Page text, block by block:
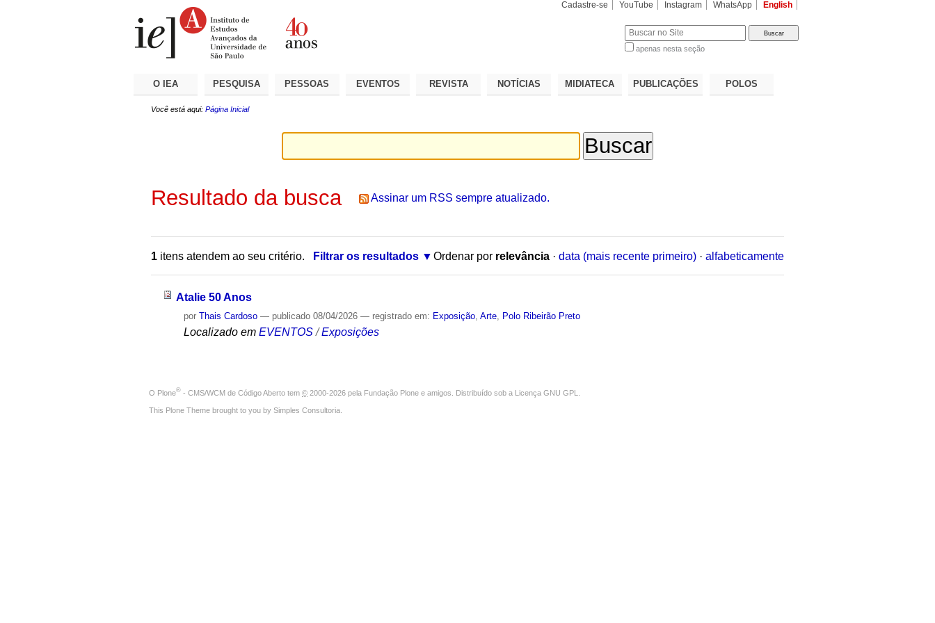
Cadastre-se YouTube Instagram WhatsApp English
apenas nesta seção
O IEA PESQUISA PESSOAS EVENTOS REVISTA NOTÍCIAS MIDIATECA PUBLICAÇÕES POLOS
Você está aqui: Página Inicial
Resultado da busca Assinar um RSS sempre atualizado.
1 itens atendem ao seu critério. Filtrar os resultados Ordenar por relevância · data (mais recente primeiro) · alfabeticamente
Atalie 50 Anos
porThais Cardoso — publicado 08/04/2026— registrado em: Exposição ,Arte Polo Ribeirão Preto
Localizado em EVENTOS /Exposições
O Plone® - CMS/WCM de Código Aberto tem © 2000-2026 pela Fundação Plone e amigos. Distribuído sob a Licença GNU GPL
This Plone Theme brought to you by Simples Consultoria